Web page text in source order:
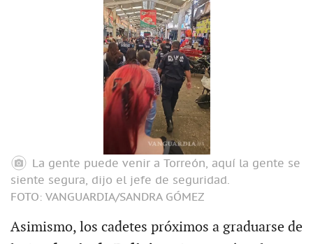
La gente puede venir a Torreón, aquí la gente se
siente segura, dijo el jefe de seguridad.
FOTO: VANGUARDIA/SANDRA GÓMEZ
Asimismo, los cadetes próximos a graduarse de